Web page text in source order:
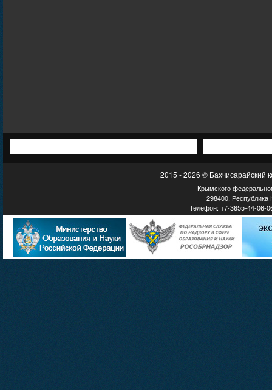
2015 - 2026 © Бахчисарайский
Крымского
298400, Республика
Телефон: +7-3655-44-06-